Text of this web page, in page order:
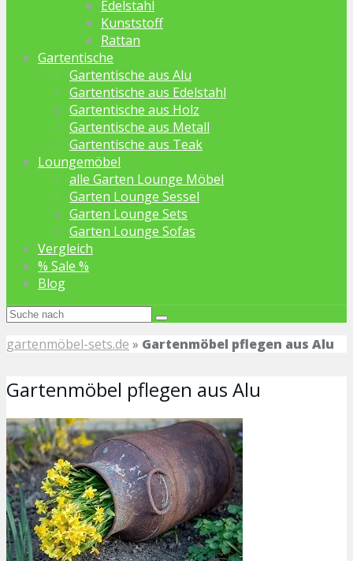
Edelstahl
Kunststoff
Rattan
Gartentische
Gartentische aus Alu
Gartentische aus Edelstahl
Gartentische aus Holz
Gartentische aus Metall
Gartentische aus Teak
Loungemöbel
alle Garten Lounge Möbel
Garten Lounge Sessel
Garten Lounge Sets
Garten Lounge Sofas
Vergleich
% Sale %
Blog
gartenmöbel-sets.de » Gartenmöbel pflegen aus Alu
Gartenmöbel pflegen aus Alu